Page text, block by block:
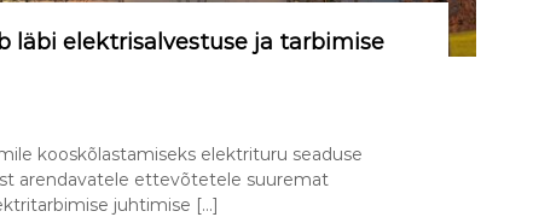
läbi elektrisalvestuse ja tarbimise
kooskõlastamiseks elektrituru seaduse
arendavatele ettevõtetele suuremat
juhtimise […]